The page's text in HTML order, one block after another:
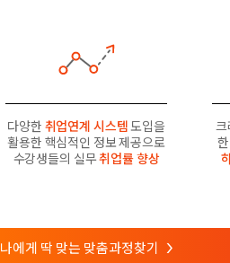
다양한 취업연계 시스템도입을
활용한 핵심적인 정보 제공으로
수강생들의 실무취업률 향상
나에게 딱 맞는 맞춤과정찾기 >